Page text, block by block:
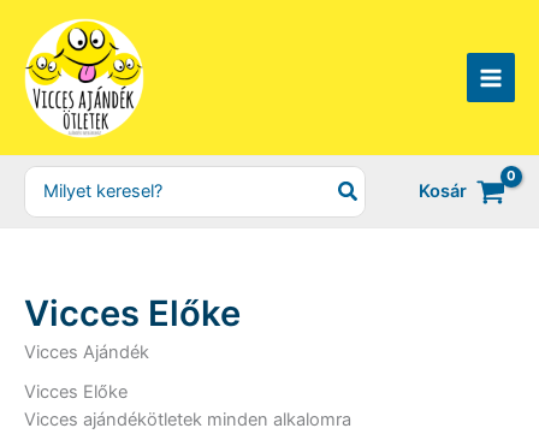
content
Search
for:
Kosár
Vicces Előke
Vicces Ajándék
Vicces Előke
Vicces ajándékötletek minden alkalomra